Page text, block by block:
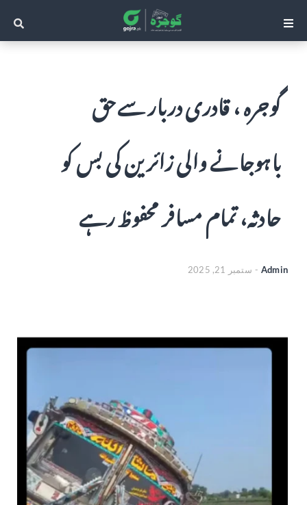
گوجرہ ، قادری دربار سےحق
باہوجانے والی زائرین کی بس کو
حادثہ، تمام مسافر محفوظ رہے
Admin
- ستمبر 21, 2025